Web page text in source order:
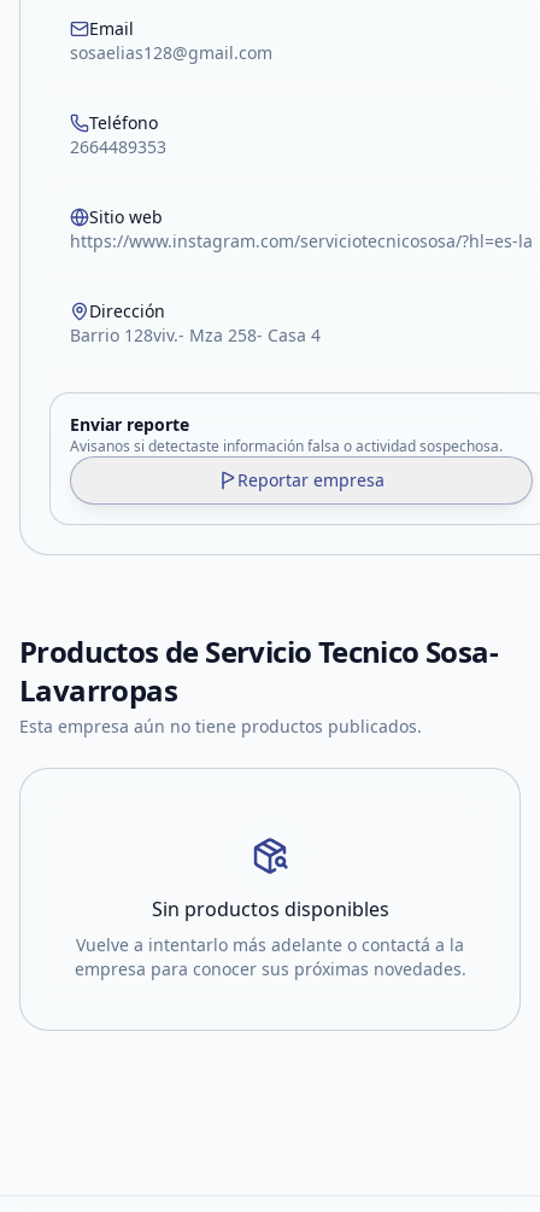
Email
sosaelias128@gmail.com
Teléfono
2664489353
Sitio web
https://www.instagram.com/serviciotecnicososa/?hl=es-la
Dirección
Barrio 128viv.- Mza 258- Casa 4
Enviar reporte
Avisanos si detectaste información falsa o actividad sospechosa.
Reportar empresa
Productos deServicio Tecnico Sosa-
Lavarropas
Esta empresa aún no tiene productos publicados.
Sin productos disponibles
Vuelve a intentarlo más adelante o contactá a la
empresa para conocer sus próximas novedades.